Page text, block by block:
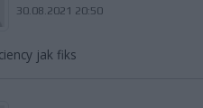
30.08.2021 20:50
jak fiks